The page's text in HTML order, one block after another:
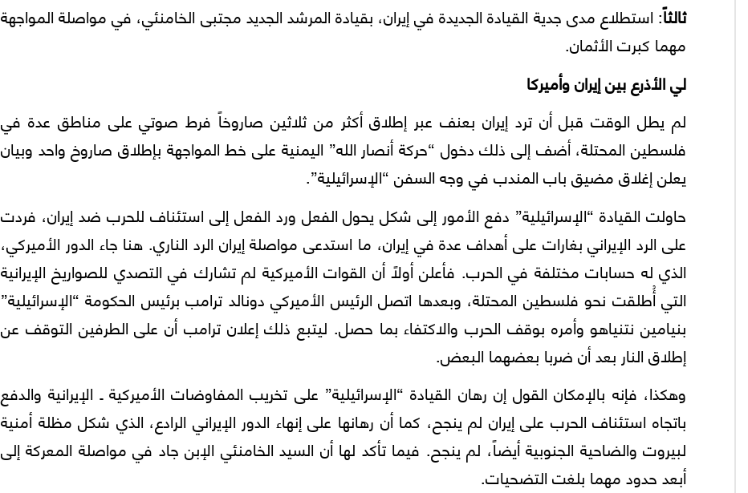
ثالثاً: استطلاع مدى جدية القيادة الجديدة في إيران، بقيادة المرشد الجديد مجتبى الخامنئي، في مواصلة المواجهة
مهما كبرت الأثمان.
لي الأذرع بين إيران وأميركا
لم يطل الوقت قبل أن ترد إيران بعنف عبر إطلاق أكثر من ثلاثين صاروخاً فرط صوتي على مناطق عدة في
فلسطين المحتلة، أضف إلى ذلك دخول “حركة أنصار الله” اليمنية على خط المواجهة بإطلاق صاروخ واحد وبيان
يعلن إغلاق مضيق باب المندب في وجه السفن “الإسرائيلية”.
حاولت القيادة “الإسرائيلية” دفع الأمور إلى شكل يحول الفعل ورد الفعل إلى استئناف للحرب ضد إيران، فردت
على الرد الإيراني بغارات على أهداف عدة في إيران، ما استدعى مواصلة إيران الرد الناري. هنا جاء الدور الأميركي،
الذي له حسابات مختلفة في الحرب. فأعلن أولاً أن القوات الأميركية لم تشارك في التصدي للصواريخ الإيرانية
التي أُطلقت نحو فلسطين المحتلة، وبعدها اتصل الرئيس الأميركي دونالد ترامب برئيس الحكومة “الإسرائيلية”
بنيامين نتنياهو وأمره بوقف الحرب والاكتفاء بما حصل. ليتبع ذلك إعلان ترامب أن على الطرفين التوقف عن
إطلاق النار بعد أن ضربا بعضهما البعض.
وهكذا، فإنه بالإمكان القول إن رهان القيادة “الإسرائيلية” على تخريب المفاوضات الأميركية ـ الإيرانية والدفع
باتجاه استئناف الحرب على إيران لم ينجح، كما أن رهانها على إنهاء الدور الإيراني الرادع، الذي شكل مظلة أمنية
لبيروت والضاحية الجنوبية أيضاً، لم ينجح. فيما تأكد لها أن السيد الخامنئي الإبن جاد في مواصلة المعركة إلى
أبعد حدود مهما بلغت التضحيات.